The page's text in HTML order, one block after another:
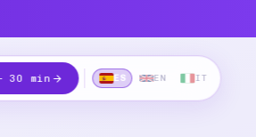
30 min ES EN IT